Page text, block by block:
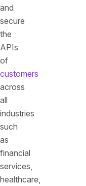
and
secure
the
APIs
of
customers
across
all
industries
such
as
financial
services,
healthcare,